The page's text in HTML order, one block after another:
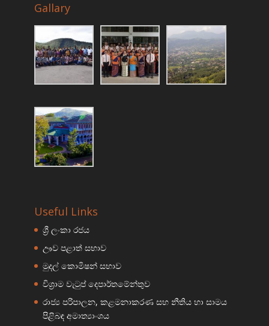
Gallary
Useful Links
ශ්‍රී ලංකා රජය
ඌව පළාත් සභාව
මුදල් කොමිෂන් සභාව
විශ්‍රාම වැටුප් දෙපාර්තමේන්තුව
රාජ්‍ය පරිපාලන, කළමනාකරණ සහ නීතිය හා සාමය
පිළිබඳ අමාත්‍යාංශය